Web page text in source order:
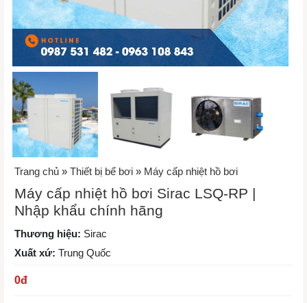
Trang chủ » Thiết bị bể bơi » Máy cấp nhiệt hồ bơi
Máy cấp nhiệt hồ bơi Sirac LSQ-RP |
Nhập khẩu chính hãng
0đ
Thương hiệu: Sirac
Xuất xứ: Trung Quốc